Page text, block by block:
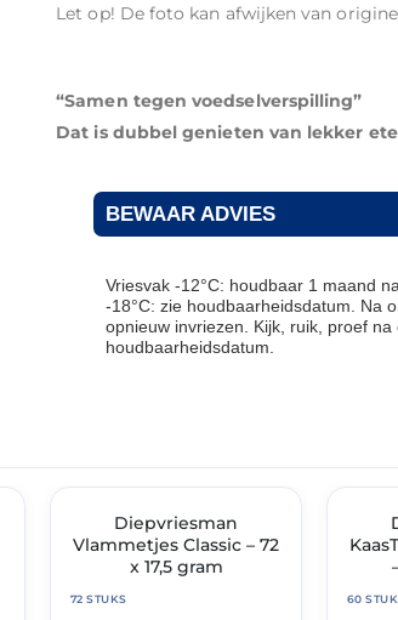
Let op! De foto kan afwijken van
“Samen tegen voedselverspilling”
Dat is dubbel genieten van lekker
BEWAAR ADVIES
Vriesvak -12°C: houdbaar 1 maand
-18°C: zie houdbaarheidsdatum. Na
opnieuw invriezen. Kijk, ruik, proef na
houdbaarheidsdatum.
✓ VAST ASSORTIMENT
Diepvriesman
Vlammetjes Classic – 72
x 17,5 gram
72 STUKS
✓
60